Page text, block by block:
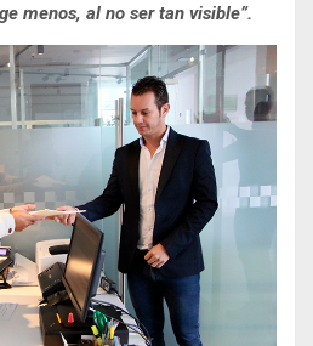
menos, al no ser tan visible”.